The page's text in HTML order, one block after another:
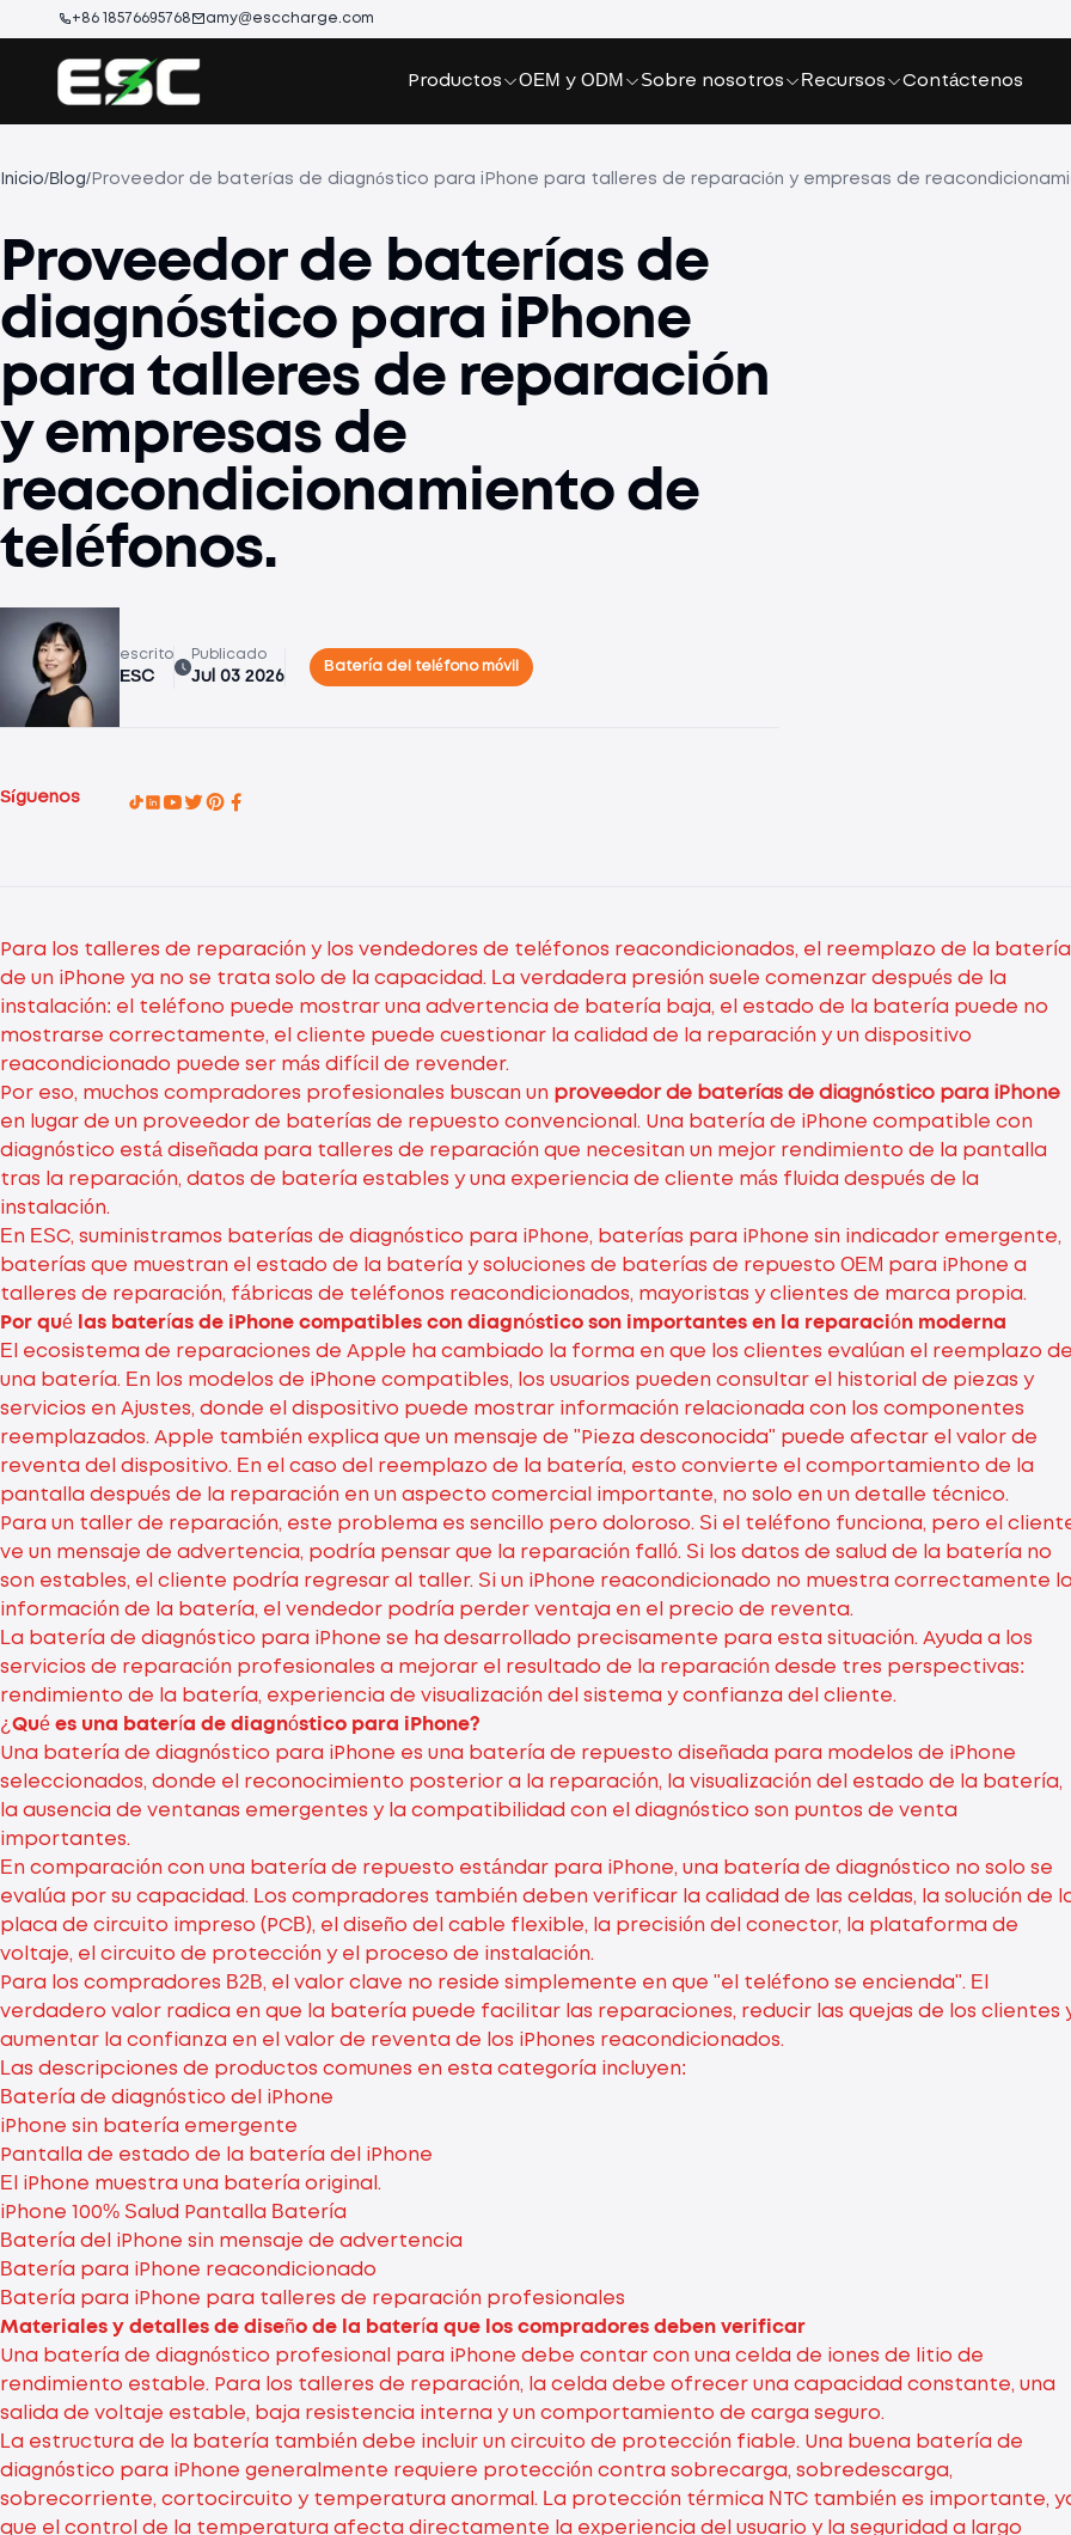
+86 18576695768 amy@esccharge.com
Productos OEM y ODM Sobre nosotros Recursos Contáctenos
Inicio/Blog/ Proveedor de baterías de diagnóstico para iPhone para talleres de reparación y empresas de
Proveedor de baterías de
diagnóstico para iPhone
para talleres de reparación
y empresas de
reacondicionamiento de
teléfonos.
escrito
ESC
Publicado
Jul 03 2026
Batería del teléfono móvil
Síguenos
Para los talleres de reparación y los vendedores de teléfonos reacondicionados, el reemplazo de la batería
de un iPhone ya no se trata solo de la capacidad. La verdadera presión suele comenzar después de la
instalación: el teléfono puede mostrar una advertencia de batería baja, el estado de la batería puede no
mostrarse correctamente, el cliente puede cuestionar la calidad de la reparación y un dispositivo
reacondicionado puede ser más difícil de revender.
Por eso, muchos compradores profesionales buscan un proveedor de baterías de diagnóstico para iPhone
en lugar de un proveedor de baterías de repuesto convencional. Una batería de iPhone compatible con
diagnóstico está diseñada para talleres de reparación que necesitan un mejor rendimiento de la pantalla
tras la reparación, datos de batería estables y una experiencia de cliente más fluida después de la
instalación.
En ESC, suministramos baterías de diagnóstico para iPhone, baterías para iPhone sin indicador emergente,
baterías que muestran el estado de la batería y soluciones de baterías de repuesto OEM para iPhone a
talleres de reparación, fábricas de teléfonos reacondicionados, mayoristas y clientes de marca propia.
Por qué las baterías de iPhone compatibles con diagnóstico son importantes en la reparación moderna
El ecosistema de reparaciones de Apple ha cambiado la forma en que los clientes evalúan el reemplazo de
una batería. En los modelos de iPhone compatibles, los usuarios pueden consultar el historial de piezas y
servicios en Ajustes, donde el dispositivo puede mostrar información relacionada con los componentes
reemplazados. Apple también explica que un mensaje de "Pieza desconocida" puede afectar el valor de
reventa del dispositivo. En el caso del reemplazo de la batería, esto convierte el comportamiento de la
pantalla después de la reparación en un aspecto comercial importante, no solo en un detalle técnico.
Para un taller de reparación, este problema es sencillo pero doloroso. Si el teléfono funciona, pero el
ve un mensaje de advertencia, podría pensar que la reparación falló. Si los datos de salud de la batería no
son estables, el cliente podría regresar al taller. Si un iPhone reacondicionado no muestra correctamente la
información de la batería, el vendedor podría perder ventaja en el precio de reventa.
La batería de diagnóstico para iPhone se ha desarrollado precisamente para esta situación. Ayuda a los
servicios de reparación profesionales a mejorar el resultado de la reparación desde tres perspectivas:
rendimiento de la batería, experiencia de visualización del sistema y confianza del cliente.
¿Qué es una batería de diagnóstico para iPhone?
Una batería de diagnóstico para iPhone es una batería de repuesto diseñada para modelos de iPhone
seleccionados, donde el reconocimiento posterior a la reparación, la visualización del estado de la batería,
la ausencia de ventanas emergentes y la compatibilidad con el diagnóstico son puntos de venta
importantes.
En comparación con una batería de repuesto estándar para iPhone, una batería de diagnóstico no solo se
evalúa por su capacidad. Los compradores también deben verificar la calidad de las celdas, la solución de
placa de circuito impreso (PCB), el diseño del cable flexible, la precisión del conector, la plataforma de
voltaje, el circuito de protección y el proceso de instalación.
Para los compradores B2B, el valor clave no reside simplemente en que "el teléfono se encienda". El
verdadero valor radica en que la batería puede facilitar las reparaciones, reducir las quejas de los clientes
aumentar la confianza en el valor de reventa de los iPhones reacondicionados.
Las descripciones de productos comunes en esta categoría incluyen:
Batería de diagnóstico del iPhone
iPhone sin batería emergente
Pantalla de estado de la batería del iPhone
El iPhone muestra una batería original.
iPhone 100% Salud Pantalla Batería
Batería del iPhone sin mensaje de advertencia
Batería para iPhone reacondicionado
Batería para iPhone para talleres de reparación profesionales
Materiales y detalles de diseño de la batería que los compradores deben verificar
Una batería de diagnóstico profesional para iPhone debe contar con una celda de iones de litio de
rendimiento estable. Para los talleres de reparación, la celda debe ofrecer una capacidad constante, una
salida de voltaje estable, baja resistencia interna y un comportamiento de carga seguro.
La estructura de la batería también debe incluir un circuito de protección fiable. Una buena batería de
diagnóstico para iPhone generalmente requiere protección contra sobrecarga, sobredescarga,
sobrecorriente, cortocircuito y temperatura anormal. La protección térmica NTC también es importante,
que el control de la temperatura afecta directamente la experiencia del usuario y la seguridad a largo